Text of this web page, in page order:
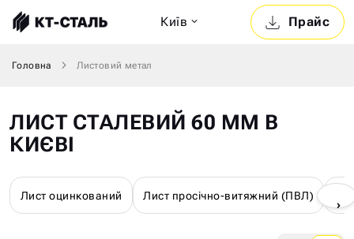
Прайс
Київ
Головна Листовий метал
ЛИСТ СТАЛЕВИЙ 60 ММ В
КИЄВІ
Лист оцинкований Лист просічно-витяжний (ПВЛ)
›